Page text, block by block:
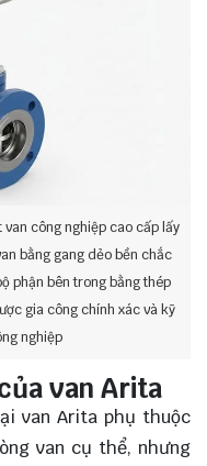
công nghiệp cao cấp lấy
bằng gang dẻo bền chắc
phận bên trong bằng thép
gia công chính xác và kỹ
nghiệp
van Arita
van Arita phụ thuộc
van cụ thể, nhưng